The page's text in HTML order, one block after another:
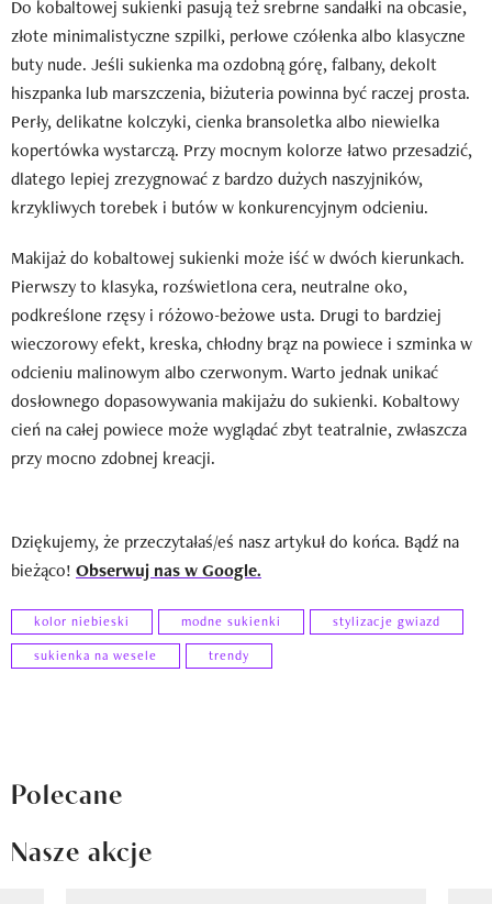
Do kobaltowej sukienki pasują też srebrne sandałki na obcasie,
złote minimalistyczne szpilki, perłowe czółenka albo klasyczne
buty nude. Jeśli sukienka ma ozdobną górę, falbany, dekolt
hiszpanka lub marszczenia, biżuteria powinna być raczej prosta.
Perły, delikatne kolczyki, cienka bransoletka albo niewielka
kopertówka wystarczą. Przy mocnym kolorze łatwo przesadzić,
dlatego lepiej zrezygnować z bardzo dużych naszyjników,
krzykliwych torebek i butów w konkurencyjnym odcieniu.
Makijaż do kobaltowej sukienki może iść w dwóch kierunkach.
Pierwszy to klasyka, rozświetlona cera, neutralne oko,
podkreślone rzęsy i różowo-beżowe usta. Drugi to bardziej
wieczorowy efekt, kreska, chłodny brąz na powiece i szminka w
odcieniu malinowym albo czerwonym. Warto jednak unikać
dosłownego dopasowywania makijażu do sukienki. Kobaltowy
cień na całej powiece może wyglądać zbyt teatralnie, zwłaszcza
przy mocno zdobnej kreacji.
Dziękujemy, że przeczytałaś/eś nasz artykuł do końca. Bądź na
bieżąco! Obserwuj nas w Google.
kolor niebieski modne sukienki
stylizacje gwiazd
sukienka na wesele
trendy
Polecane
Nasze akcje